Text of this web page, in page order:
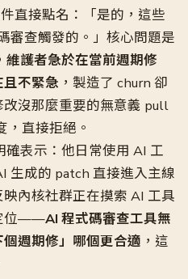
直接點名：「是的，這些
審查觸發的。」核心問題是
護者急於在當前週期修
不緊急 ，製造了 churn 卻
沒那麼重要的無意義 pull
，直接拒絕。
表示：他日常使用 AI 工
生成的 patch 直接進入主線
內核社群正在摸索 AI 工具
位——AI 程式碼審查工具無
週期修」哪個更合適 ，這